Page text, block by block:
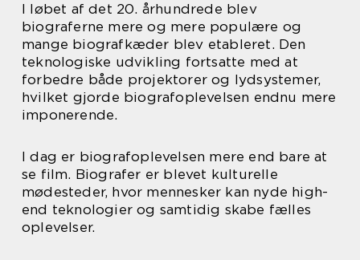
I løbet af det 20. århundrede blev
biograferne mere og mere populære og
mange biografkæder blev etableret. Den
teknologiske udvikling fortsatte med at
forbedre både projektorer og lydsystemer,
hvilket gjorde biografoplevelsen endnu mere
imponerende.
I dag er biografoplevelsen mere end bare at
se film. Biografer er blevet kulturelle
mødesteder, hvor mennesker kan nyde high-
end teknologier og samtidig skabe fælles
oplevelser.